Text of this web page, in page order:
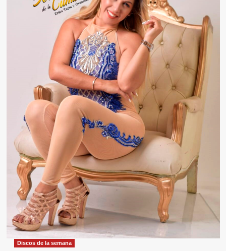
Discos de la semana